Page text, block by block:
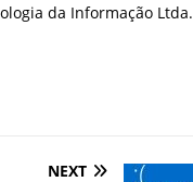
da Informação Ltda.
NEXT